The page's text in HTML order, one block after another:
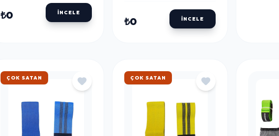
₺0 İNCELE
₺0 İNCELE
HIZLI KARGO HIZLI KARGO